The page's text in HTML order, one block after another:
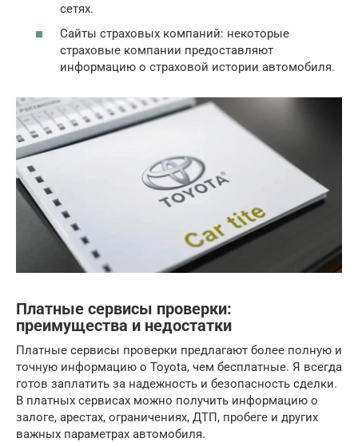
сетях.
Сайты страховых компаний: некоторые
страховые компании предоставляют
информацию о страховой истории автомобиля.
Платные сервисы проверки:
преимущества и недостатки
Платные сервисы проверки предлагают более полную и
точную информацию о Toyota, чем бесплатные. Я всегда
готов заплатить за надежность и безопасность сделки.
В платных сервисах можно получить информацию о
залоге, арестах, ограничениях, ДТП, пробеге и других
важных параметрах автомобиля.